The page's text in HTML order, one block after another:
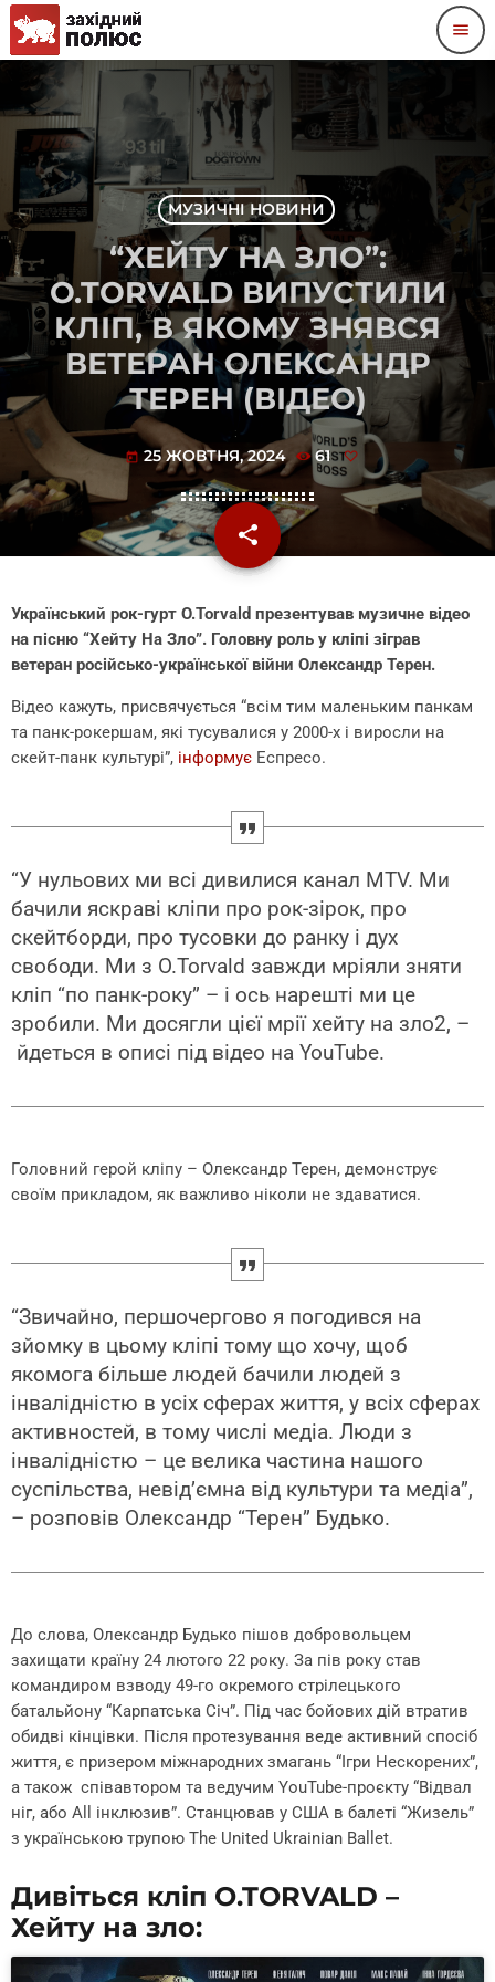
menu
МУЗИЧНІ НОВИНИ
“ХЕЙТУ НА ЗЛО”:
O.TORVALD ВИПУСТИЛИ
КЛІП, В ЯКОМУ ЗНЯВСЯ
ВЕТЕРАН ОЛЕКСАНДР
ТЕРЕН (ВІДЕО)
today 25 ЖОВТНЯ, 2024 61
share
email
Український рок-гурт O.Torvald презентував музичне відео
на пісню “Хейту На Зло”. Головну роль у кліпі зіграв
ветеран російсько-української війни Олександр Терен.
Відео кажуть, присвячується “всім тим маленьким панкам
та панк-рокершам, які тусувалися у 2000-х і виросли на
скейт-панк культурі”, інформує Еспресо.
“У нульових ми всі дивилися канал MTV. Ми
бачили яскраві кліпи про рок-зірок, про
скейтборди, про тусовки до ранку і дух
свободи. Ми з O.Torvald завжди мріяли зняти
кліп “по панк-року” – і ось нарешті ми це
зробили. Ми досягли цієї мрії хейту на зло2, –
йдеться в описі під відео на YouTube.
Головний герой кліпу – Олександр Терен, демонструє
своїм прикладом, як важливо ніколи не здаватися.
“Звичайно, першочергово я погодився на
зйомку в цьому кліпі тому що хочу, щоб
якомога більше людей бачили людей з
інвалідністю в усіх сферах життя, у всіх сферах
активностей, в тому числі медіа. Люди з
інвалідністю – це велика частина нашого
суспільства, невідʼємна від культури та медіа”,
– розповів Олександр “Терен” Будько.
До слова, Олександр Будько пішов добровольцем
захищати країну 24 лютого 22 року. За пів року став
командиром взводу 49-го окремого стрілецького
батальйону “Карпатська Січ”. Під час бойових дій втратив
обидві кінцівки. Після протезування веде активний спосіб
життя, є призером міжнародних змагань “Ігри Нескорених”,
а також співавтором та ведучим YouTube-проєкту “Відвал
ніг, або All інклюзив”. Станцював у США в балеті “Жизель”
з українською трупою The United Ukrainian Ballet.
Дивіться кліп O.TORVALD –
Хейту на зло: